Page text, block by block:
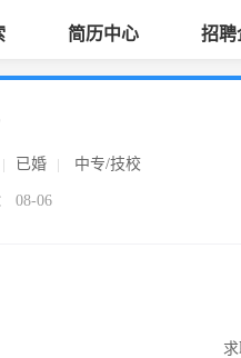
简历中心 招聘
已婚 中专/技校
08-06
求